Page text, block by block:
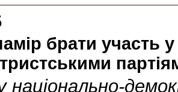
брати участь
національно-